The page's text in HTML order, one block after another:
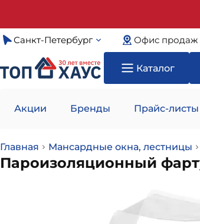
Санкт-Петербург Офис продаж
Каталог
Акции Бренды Прайс-листы
Главная Мансардные окна, лестницы
Пароизоляционный